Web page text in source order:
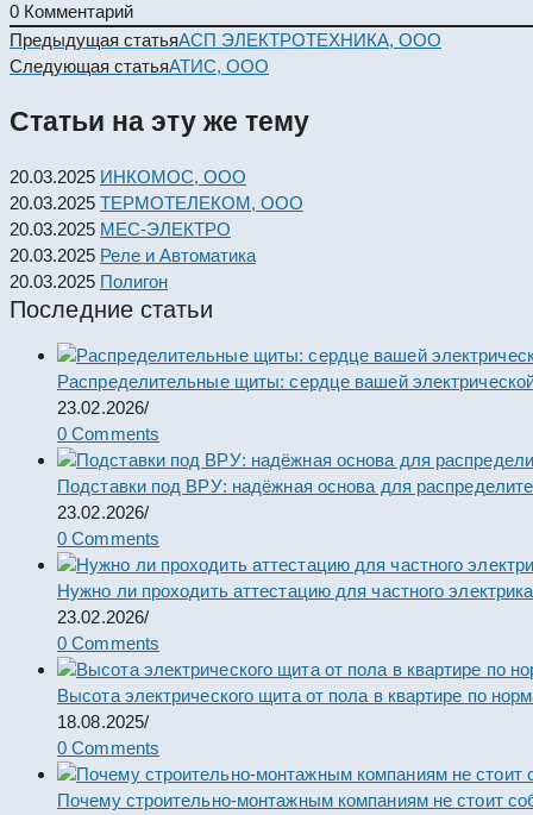
0 Комментарий
Read
more
Предыдущая статьяАСП ЭЛЕКТРОТЕХНИКА, ООО
Следующая статьяАТИС, ООО
Статьи на эту же тему
20.03.2025 ИНКОМОС, ООО
20.03.2025 ТЕРМОТЕЛЕКОМ, ООО
20.03.2025 МЕС-ЭЛЕКТРО
20.03.2025 Реле и Автоматика
20.03.2025 Полигон
Последние статьи
Распределительные щиты: сердце вашей
23.02.2026/
0 Comments
Подставки под ВРУ: надёжная основа для
23.02.2026/
0 Comments
Нужно ли проходить аттестацию для частного
23.02.2026/
0 Comments
Высота электрического щита от пола в квартире по
18.08.2025/
0 Comments
Почему строительно-монтажным компаниям не стоит